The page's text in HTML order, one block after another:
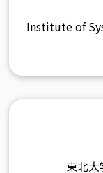
Institute of
東北